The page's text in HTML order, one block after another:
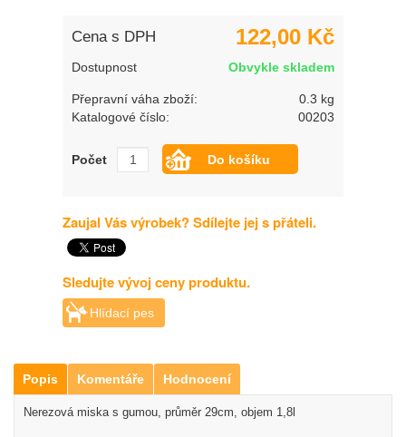
Cena s DPH 122,00 Kč
Dostupnost Obvykle skladem
Přepravní váha zboží:
0.3 kg
Katalogové číslo:
00203
Počet
Zaujal Vás výrobek? Sdílejte jej s přáteli.
Sledujte vývoj ceny produktu.
Hlídací pes
Popis Komentáře Hodnocení
Nerezová miska s gumou, průměr 29cm, objem 1,8l